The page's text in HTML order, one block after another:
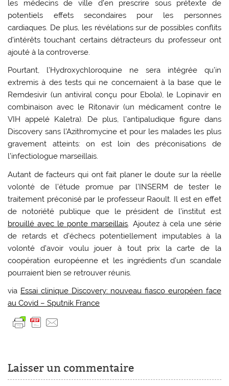
les médecins de ville d’en prescrire sous prétexte de
potentiels effets secondaires pour les personnes
cardiaques. De plus, les révélations sur de possibles conflits
d’intérêts touchant certains détracteurs du professeur ont
ajouté à la controverse.
Pourtant, l’Hydroxychloroquine ne sera intégrée qu’in
extremis à des tests qui ne concernaient à la base que le
Remdesivir (un antiviral conçu pour Ebola), le Lopinavir en
combinaison avec le Ritonavir (un médicament contre le
VIH appelé Kaletra). De plus, l’antipaludique figure dans
Discovery sans l’Azithromycine et pour les malades les plus
gravement atteints: on est loin des préconisations de
l’infectiologue marseillais.
Autant de facteurs qui ont fait planer le doute sur la réelle
volonté de l’étude promue par l’INSERM de tester le
traitement préconisé par le professeur Raoult. Il est en effet
de notoriété publique que le président de l’institut est
brouillé avec le ponte marseillais. Ajoutez à cela une série
de retards et d’échecs potentiellement imputables à la
volonté d’avoir voulu jouer à tout prix la carte de la
coopération européenne et les ingrédients d’un scandale
pourraient bien se retrouver réunis.
via Essai clinique Discovery: nouveau fiasco européen face
au Covid – Sputnik France
Laisser un commentaire